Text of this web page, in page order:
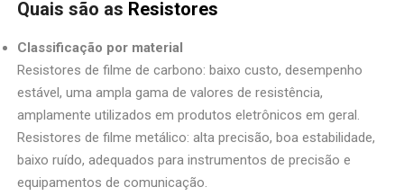
Quais são as Resistores
Classificação por material
Resistores de filme de carbono: baixo custo, desempenho
estável, uma ampla gama de valores de resistência,
amplamente utilizados em produtos eletrônicos em geral.
Resistores de filme metálico: alta precisão, boa estabilidade,
baixo ruído, adequados para instrumentos de precisão e
equipamentos de comunicação.